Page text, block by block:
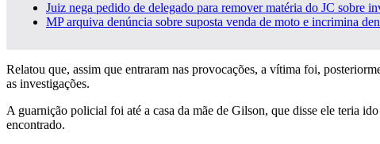
Juiz nega pedido de delegado para remover matéria do JC sobre
MP arquiva denúncia sobre suposta venda de moto e incrimina
Relatou que, assim que entraram nas provocações, a vítima foi,
as investigações.
A guarnição policial foi até a casa da mãe de Gilson, que disse ele teria
encontrado.